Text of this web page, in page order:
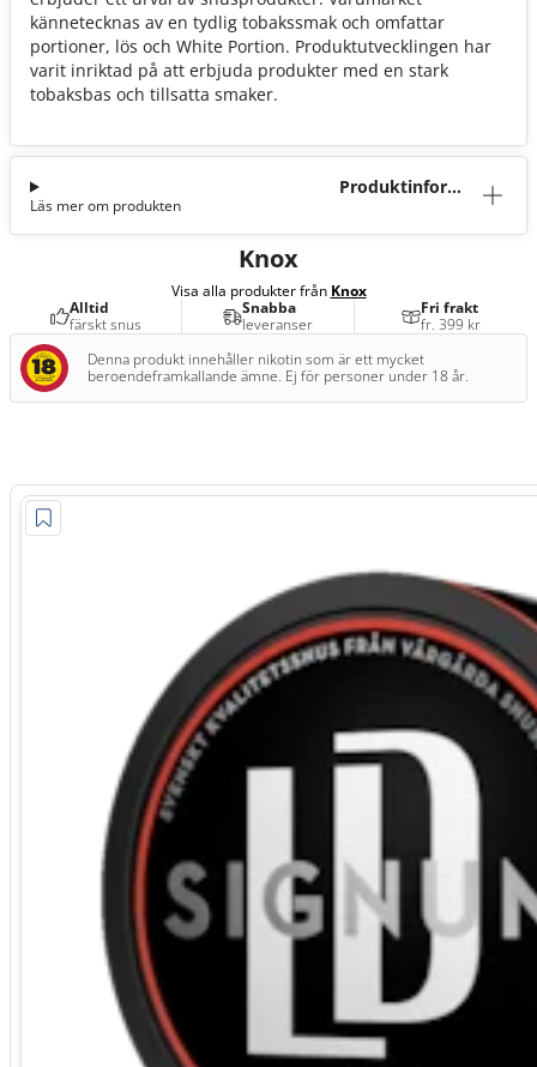
kännetecknas av en tydlig tobakssmak och omfattar
portioner, lös och White Portion. Produktutvecklingen har
varit inriktad på att erbjuda produkter med en stark
tobaksbas och tillsatta smaker.
Produktinforma
Läs mer om produkten
Knox
Visa alla produkter från Knox
Alltid
färskt snus
Snabba
leveranser
Fri frakt
fr. 399 kr
Denna produkt innehåller nikotin som är ett mycket
beroendeframkallande ämne. Ej för personer under 18 år.